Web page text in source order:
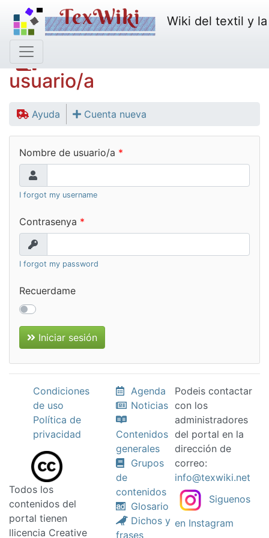
Wiki del textil y
Inicio de sesión de
usuario/a
Ayuda Cuenta nueva
Nombre de usuario/a
I forgot my username
Contrasenya
I forgot my password
Recuerdame
Iniciar sesión
Condiciones
de uso
Política de
privacidad
Todos los
contenidos del
portal tienen
llicencia Creative
Agenda
Noticias
Contenidos
generales
Grupos
de
contenidos
Glosario
Dichos y
frases
Podeis contactar
con los
administradores
del portal en la
dirección de
correo:
info@texwiki.net
Siguenos
en Instagram